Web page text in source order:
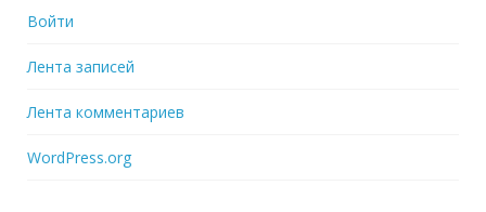
Войти
Лента записей
Лента комментариев
WordPress.org